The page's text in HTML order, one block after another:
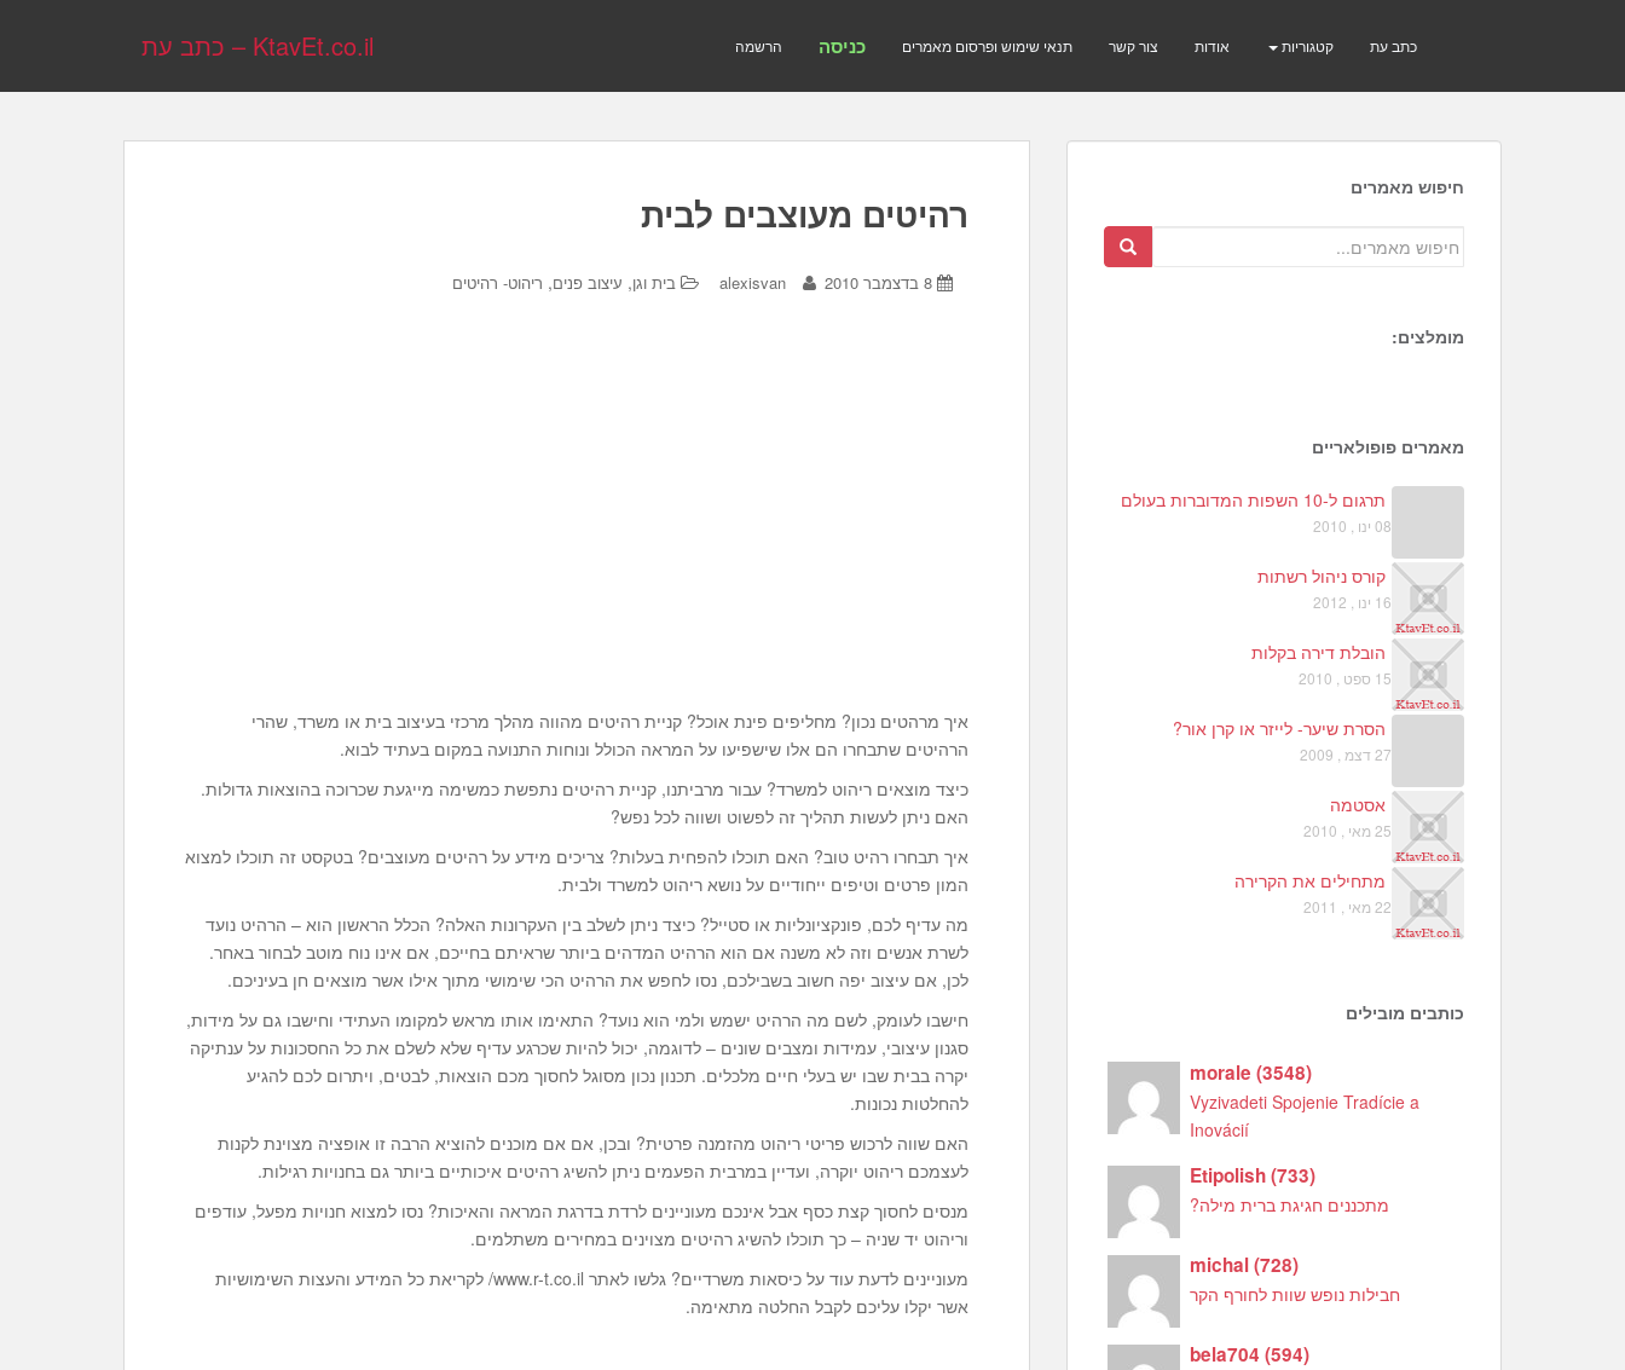
KtavEt.co.il – כתב עת הרשמה כניסה תנאי שימוש ופרסום מאמרים צור קשר אודות קטגוריות כתב עת
רהיטים מעוצבים לבית
8 בדצמבר 2010 alexisvan בית וגן, עיצוב פנים, ריהוט- רהיטים
איך מרהטים נכון? מחליפים פינת אוכל? קניית רהיטים מהווה מהלך מרכזי בעיצוב בית או משרד, שהרי
הרהיטים שתבחרו הם אלו שישפיעו על המראה הכולל ונוחות התנועה במקום בעתיד לבוא.
כיצד מוצאים ריהוט למשרד? עבור מרביתנו, קניית רהיטים נתפשת כמשימה מייגעת שכרוכה בהוצאות גדולות.
האם ניתן לעשות תהליך זה לפשוט ושווה לכל נפש?
איך תבחרו רהיט טוב? האם תוכלו להפחית בעלות? צריכים מידע על רהיטים מעוצבים? בטקסט זה תוכלו למצוא
המון פרטים וטיפים ייחודיים על נושא ריהוט למשרד ולבית.
מה עדיף לכם, פונקציונליות או סטייל? כיצד ניתן לשלב בין העקרונות האלה? הכלל הראשון הוא – הרהיט נועד
לשרת אנשים וזה לא משנה אם הוא הרהיט המדהים ביותר שראיתם בחייכם, אם אינו נוח מוטב לבחור באחר.
לכן, אם עיצוב יפה חשוב בשבילכם, נסו לחפש את הרהיט הכי שימושי מתוך אילו אשר מוצאים חן בעיניכם.
חישבו לעומק, לשם מה הרהיט ישמש ולמי הוא נועד? התאימו אותו מראש למקומו העתידי וחישבו גם על מידות,
סגנון עיצובי, עמידות ומצבים שונים – לדוגמה, יכול להיות שכרגע עדיף שלא לשלם את כל החסכונות על ענתיקה
יקרה בבית שבו יש בעלי חיים מלכלים. תכנון נכון מסוגל לחסוך מכם הוצאות, לבטים, ויתרום לכם להגיע
להחלטות נכונות.
האם שווה לרכוש פריטי ריהוט מהזמנה פרטית? ובכן, אם אם מוכנים להוציא הרבה זו אופציה מצוינת לקנות
לעצמכם ריהוט יוקרה, ועדיין במרבית הפעמים ניתן להשיג רהיטים איכותיים ביותר גם בחנויות רגילות.
מנסים לחסוך קצת כסף אבל אינכם מעוניינים לרדת בדרגת המראה והאיכות? נסו למצוא חנויות מפעל, עודפים
וריהוט יד שניה – כך תוכלו להשיג רהיטים מצוינים במחירים משתלמים.
מעוניינים לדעת עוד על כיסאות משרדיים? גלשו לאתר www.r-t.co.il/ לקריאת כל המידע והעצות השימושיות
אשר יקלו עליכם לקבל החלטה מתאימה.
חיפוש מאמרים
מומלצים:
2
מאמרים פופולאריים
תרגום ל-10 השפות המדוברות בעולם
08 ינו , 2010
קורס ניהול רשתות
16 ינו , 2012
הובלת דירה בקלות
15 ספט , 2010
הסרת שיער- לייזר או קרן אור?
27 דצמ , 2009
אסטמה
25 מאי , 2010
מתחילים את הקרירה
22 מאי , 2011
כותבים מובילים
morale(3548)
Vyzivadeti Spojenie Tradície a
Inovácií
Etipolish(733)
מתכננים חגיגת ברית מילה?
michal(728)
חבילות נופש שוות לחורף הקר
bela704(594)